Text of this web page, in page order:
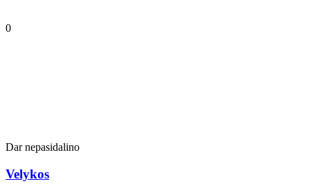
0
Dar nepasidalino
Velykos